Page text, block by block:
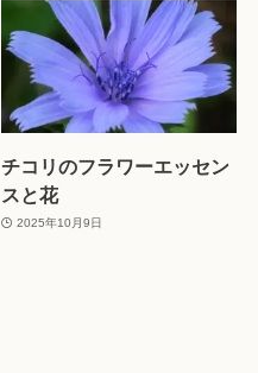
チコリのフラワーエッセン
スと花
2025年10月9日